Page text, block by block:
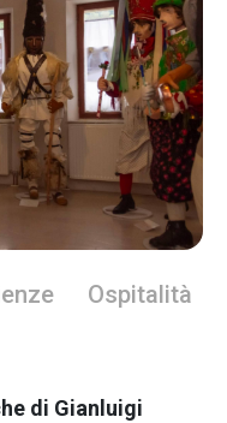
Ospitalità
di Gianluigi